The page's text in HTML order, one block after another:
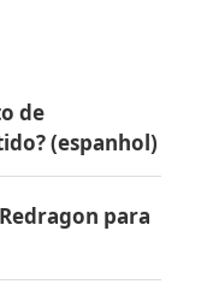
de
(espanhol)
para